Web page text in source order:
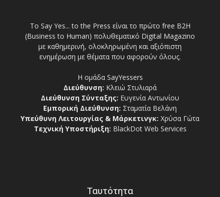
Το Say Yes... to the Press είναι το πρώτο free Β2Η
(Business to Human) πολυθεματικό Digital Magazino
με καθημερινή, ολοκληρωμένη και αξιόπιστη
ενημέρωση με θέματα που αφορούν όλους.
Η ομάδα SayYessers
Διεύθυνση: Κλειώ Στυλιαρά
Διεύθυνση Σύνταξης: Ευγενία Αντωνίου
Εμπορική Διεύθυνση: Σταματία Βελάνη
Υπεύθυνη Λειτουργίας & Μάρκετινγκ: Χρύσα Γώτα
Τεχνική Υποστήριξη: BlackDot Web Services
Ταυτότητα